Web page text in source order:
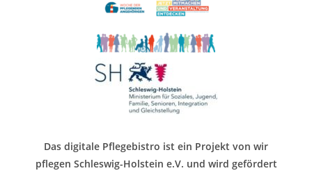
Das digitale Pflegebistro ist ein Projekt von wir
pflegen Schleswig-Holstein e.V. und wird gefördert